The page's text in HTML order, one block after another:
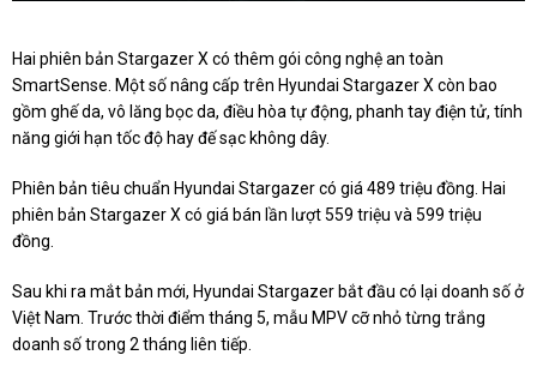
Hai phiên bản Stargazer X có thêm gói công nghệ an toàn
SmartSense. Một số nâng cấp trên Hyundai Stargazer X còn bao
gồm ghế da, vô lăng bọc da, điều hòa tự động, phanh tay điện tử, tính
năng giới hạn tốc độ hay đế sạc không dây.
Phiên bản tiêu chuẩn Hyundai Stargazer có giá 489 triệu đồng. Hai
phiên bản Stargazer X có giá bán lần lượt 559 triệu và 599 triệu
đồng.
Sau khi ra mắt bản mới, Hyundai Stargazer bắt đầu có lại doanh số ở
Việt Nam. Trước thời điểm tháng 5, mẫu MPV cỡ nhỏ từng trắng
doanh số trong 2 tháng liên tiếp.